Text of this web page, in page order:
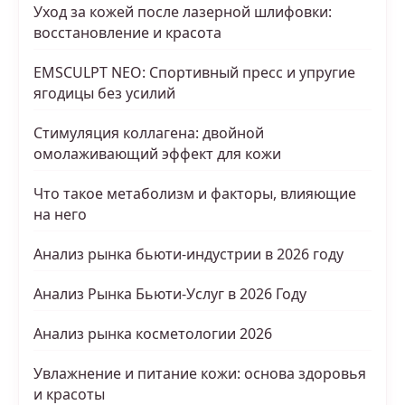
Уход за кожей после лазерной шлифовки:
восстановление и красота
EMSCULPT NEO: Спортивный пресс и упругие
ягодицы без усилий
Стимуляция коллагена: двойной
омолаживающий эффект для кожи
Что такое метаболизм и факторы, влияющие
на него
Анализ рынка бьюти-индустрии в 2026 году
Анализ Рынка Бьюти-Услуг в 2026 Году
Анализ рынка косметологии 2026
Увлажнение и питание кожи: основа здоровья
и красоты